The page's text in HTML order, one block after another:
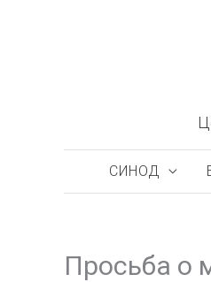
СИНОД
Просьба о